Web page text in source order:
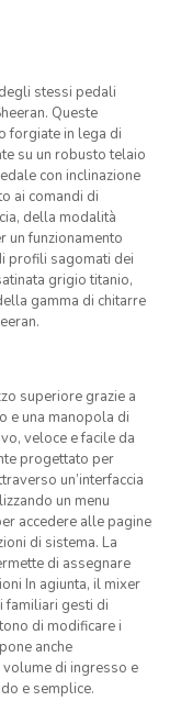
stessi pedali
Queste
forgiate in lega di
su un robusto telaio
con inclinazione
ai comandi di
della modalità
un funzionamento
profili sagomati dei
grigio titanio,
gamma di chitarre
superiore grazie a
e una manopola di
veloce e facile da
progettato per
un’interfaccia
un menu
accedere alle pagine
di sistema. La
di assegnare
In agiunta, il mixer
familiari gesti di
di modificare i
anche
di ingresso e
e semplice.